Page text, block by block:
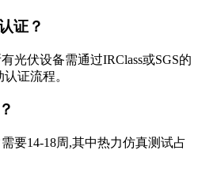
证？
光伏设备需通过IRClass或SGS的
证流程。
要14-18周,其中热力仿真测试占